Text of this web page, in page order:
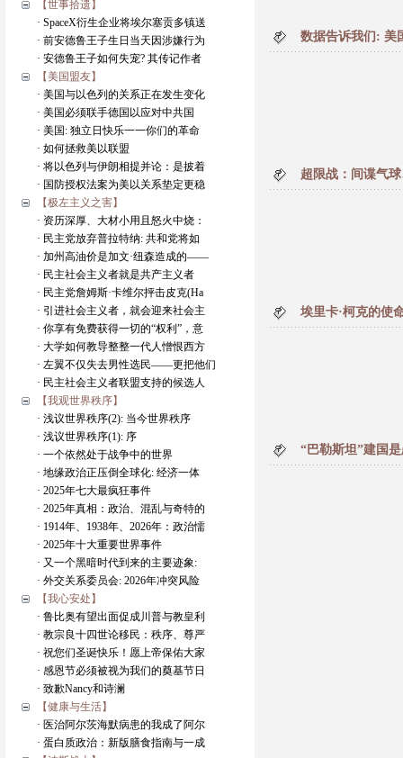
【世事拾遗】
· SpaceX衍生企业将埃尔塞贡多镇送
· 前安德鲁王子生日当天因涉嫌行为
· 安德鲁王子如何失宠? 其传记作者
【美国盟友】
· 美国与以色列的关系正在发生变化
· 美国必须联手德国以应对中共国
· 美国: 独立日快乐一一你们的革命
· 如何拯救美以联盟
· 将以色列与伊朗相提并论：是披着
· 国防授权法案为美以关系垫定更稳
【极左主义之害】
· 资历深厚、大材小用且怒火中烧：
· 民主党放弃普拉特纳: 共和党将如
· 加州高油价是加文·纽森造成的——
· 民主社会主义者就是共产主义者
· 民主党詹姆斯·卡维尔抨击皮克(Ha
· 引进社会主义者，就会迎来社会主
· 你享有免费获得一切的“权利”，意
· 大学如何教导整整一代人憎恨西方
· 左翼不仅失去男性选民——更把他们
· 民主社会主义者联盟支持的候选人
【我观世界秩序】
· 浅议世界秩序(2): 当今世界秩序
· 浅议世界秩序(1): 序
· 一个依然处于战争中的世界
· 地缘政治正压倒全球化: 经济一体
· 2025年七大最疯狂事件
· 2025年真相：政治、混乱与奇特的
· 1914年、1938年、2026年：政治懦
· 2025年十大重要世界事件
· 又一个黑暗时代到来的主要迹象:
· 外交关系委员会: 2026年冲突风险
【我心安处】
· 鲁比奥有望出面促成川普与教皇利
· 教宗良十四世论移民：秩序、尊严
· 祝您们圣诞快乐！愿上帝保佑大家
· 感恩节必须被视为我们的奠基节日
· 致歉Nancy和诗澜
【健康与生活】
· 医治阿尔茨海默病患的我成了阿尔
· 蛋白质政治：新版膳食指南与一成
数据告诉我们: 美
超限战：间谍气
埃里卡·柯克的使
“巴勒斯坦”建国